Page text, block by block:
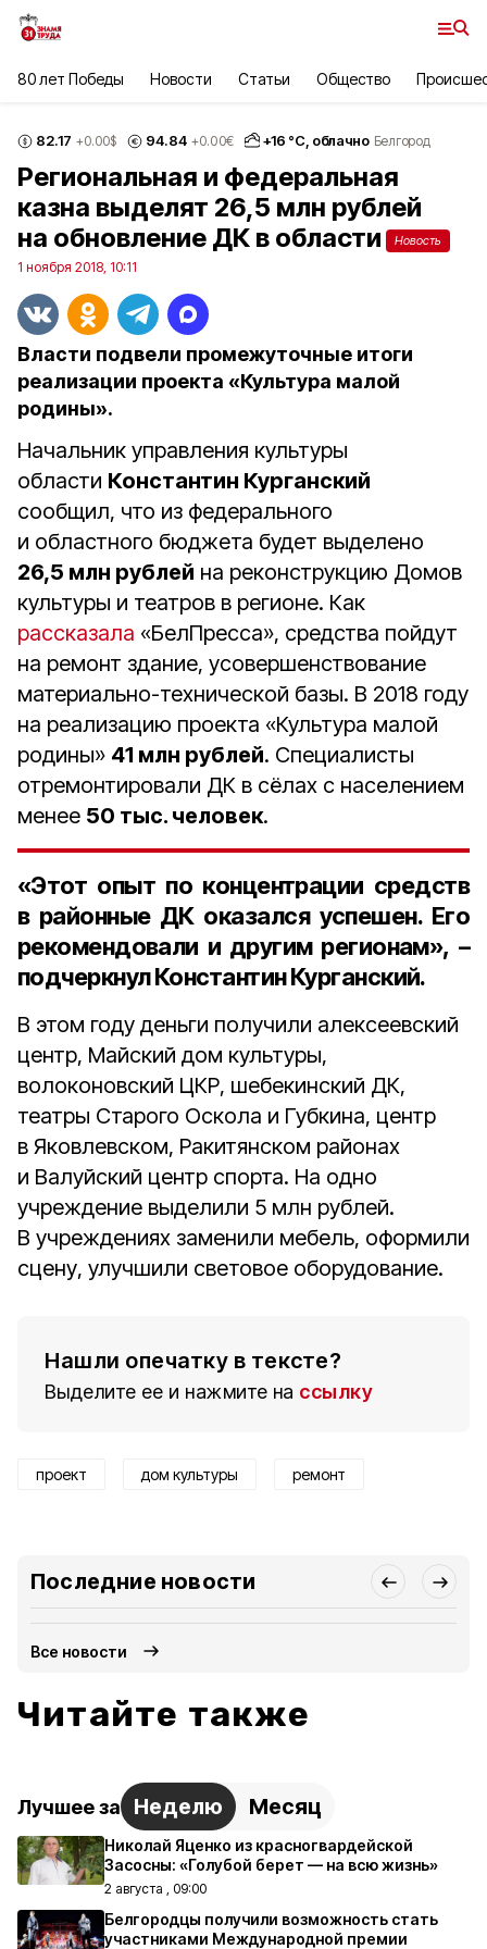
80 лет Победы Новости Статьи Общество
82.17 +0.00$ 94.84 +0.00€ +16 °С, облачно Белгород
Региональная и федеральная
казна выделят 26,5 млн рублей
на обновление ДК в области
Новость
1 ноября 2018, 10:11
Власти подвели промежуточные итоги
реализации проекта «Культура малой
родины».
Начальник управления культуры
области Константин Курганский
сообщил, что из федерального
и областного бюджета будет выделено
26,5 млн рублей на реконструкцию Домов
культуры и театров в регионе. Как
рассказала «БелПресса», средства пойдут
на ремонт здание, усовершенствование
материально-технической базы. В 2018 году
на реализацию проекта «Культура малой
родины» 41 млн рублей. Специалисты
отремонтировали ДК в сёлах с населением
менее 50 тыс. человек.
«Этот опыт по концентрации средств
в районные ДК оказался успешен. Его
рекомендовали и другим регионам», –
подчеркнул Константин Курганский.
В этом году деньги получили алексеевский
центр, Майский дом культуры,
волоконовский ЦКР, шебекинский ДК,
театры Старого Оскола и Губкина, центр
в Яковлевском, Ракитянском районах
и Валуйский центр спорта. На одно
учреждение выделили 5 млн рублей.
В учреждениях заменили мебель, оформили
сцену, улучшили световое оборудование.
Нашли опечатку в тексте?
Выделите ее и нажмите на ссылку
проект дом культуры ремонт
Последние новости
Все новости
Читайте также
Лучшее за Неделю Месяц
Николай Яценко из красногвардейской
Засосны: «Голубой берет — на всю жизнь»
2 августа , 09:00
Белгородцы получили возможность стать
участниками Международной премии